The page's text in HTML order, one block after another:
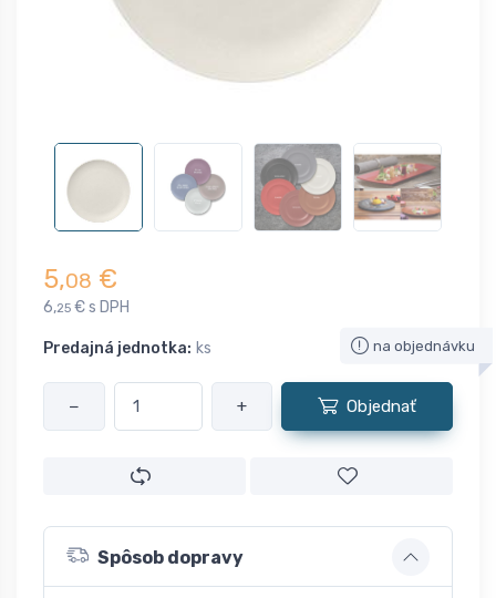
5,08 €
6,25 € s DPH
Predajná jednotka: ks na objednávku
− + Objednať
Spôsob dopravy